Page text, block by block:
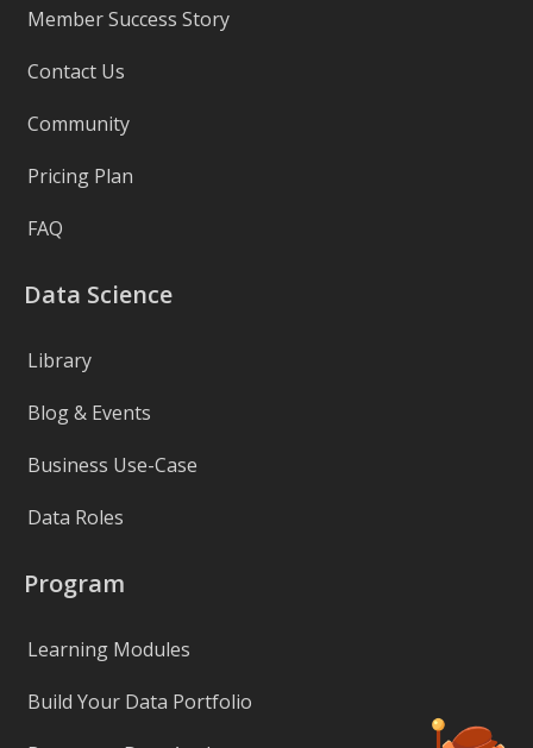
Member Success Story
Contact Us
Community
Pricing Plan
FAQ
Data Science
Library
Blog & Events
Business Use-Case
Data Roles
Program
Learning Modules
Build Your Data Portfolio